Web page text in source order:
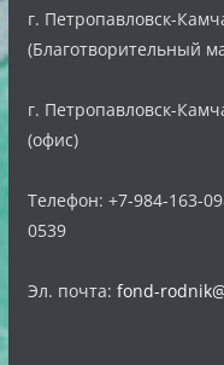
г. Петропавловск-
(Благотворительный
г. Петропавловск-
(офис)
Телефон: +7-984-163-
0539
Эл. почта: fond-